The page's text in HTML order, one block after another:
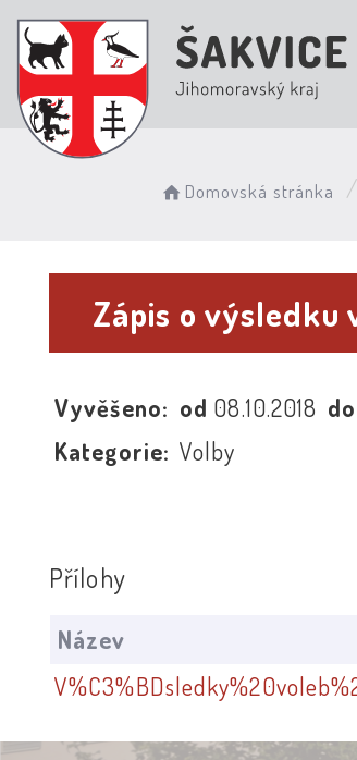
Domovská stránka
Zápis o výsledku
Vyvěšeno: od 08.10.2018
Kategorie: Volby
Přílohy
Název